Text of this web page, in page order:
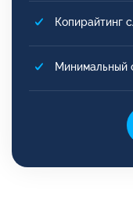
Копирайтинг
Минимальный